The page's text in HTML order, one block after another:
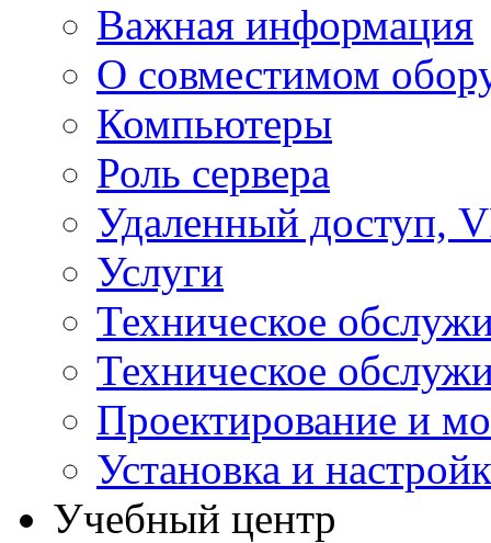
Важная информация
О совместимом
Компьютеры
Роль сервера
Удаленный доступ,
Услуги
Техническое
Техническое
Проектирование и
Установка и
Учебный центр